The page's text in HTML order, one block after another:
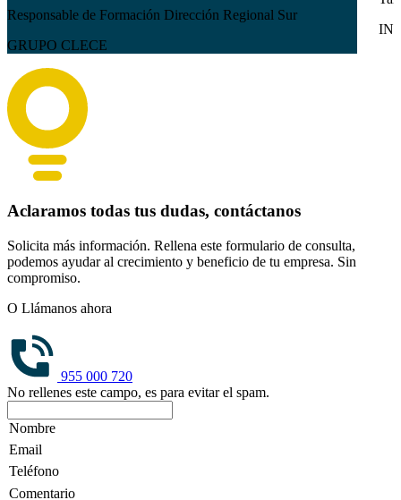
Responsable de Formación Dirección Regional Sur
GRUPO CLECE
Aclaramos todas tus dudas, contáctanos
Solicita más información. Rellena este formulario de consulta,
podemos ayudar al crecimiento y beneficio de tu empresa. Sin
compromiso.
O Llámanos ahora
955 000 720
No rellenes este campo, es para evitar el spam.